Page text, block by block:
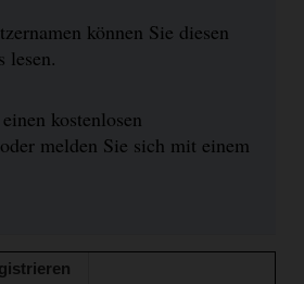
können Sie diesen
lesen.
kostenlosen
melden Sie sich mit einem